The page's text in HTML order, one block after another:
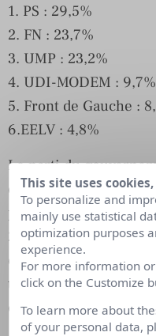
1. PS : 29,5%
2. FN : 23,7%
3. UMP : 23,2%
4. UDI-MODEM : 9,7%
5. Front de Gauche :
6.EELV : 4,8%
Le parti du
du classement de la
politiques du 1er
2014.On note, sur
d’actualité le 24
tour. En effet, sur 296
ont été
This site uses cookies,
To personalize and
mainly use statistical
optimization purposes
experience.
For more information
click on the Customize
To learn more about
of your personal data,